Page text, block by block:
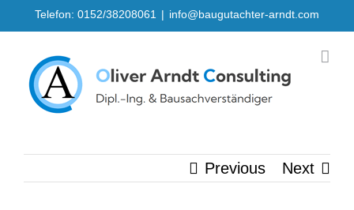
to
content
Telefon: 0152/38208061 | info@baugutachter-arndt.com
Previous Next